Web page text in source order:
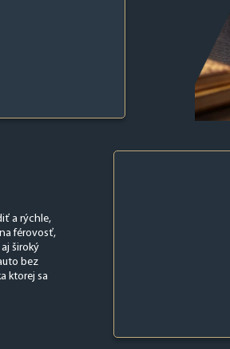
a rýchle,
férovosť,
široký
bez
ktorej sa